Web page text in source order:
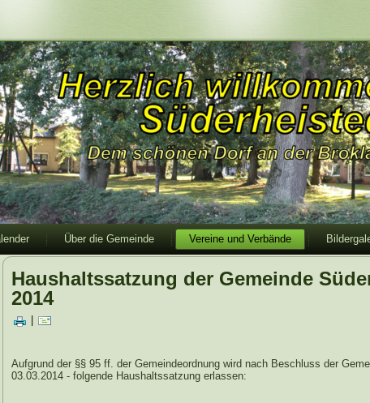
Über die Gemeinde Vereine und Verbände
Haushaltssatzung der Gemeinde
2014
Aufgrund der §§ 95 ff. der Gemeindeordnung wird nach Beschluss der
03.03.2014 - folgende Haushaltssatzung erlassen: